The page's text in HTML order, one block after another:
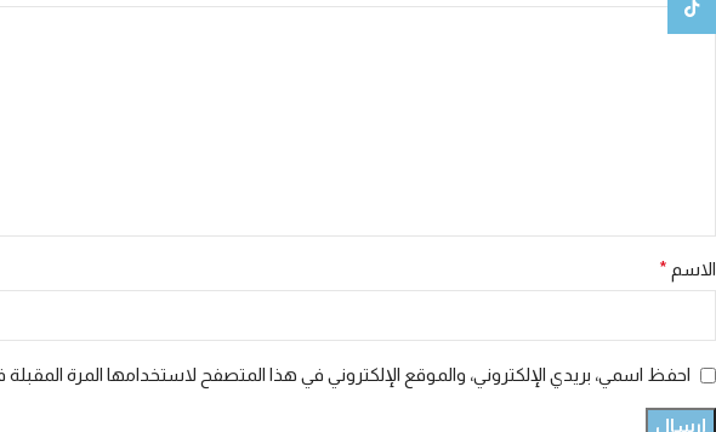
الاسم *
احفظ اسمي، بريدي الإلكتروني، والموقع الإلكتروني في هذا المتصفح لاستخدامها المرة المقبلة
تيك توك